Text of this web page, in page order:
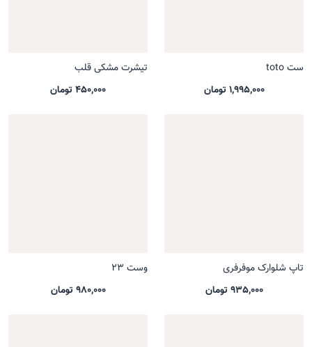
ست toto
1,995,000 تومان
تیشرت مشکی قلب
450,000 تومان
تاپ شلوارک موفرفری
935,000 تومان
وست 23
980,000 تومان